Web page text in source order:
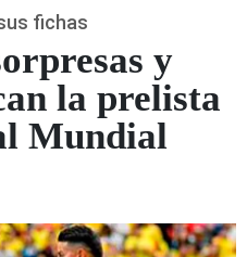
fichas
y
la prelista
Mundial